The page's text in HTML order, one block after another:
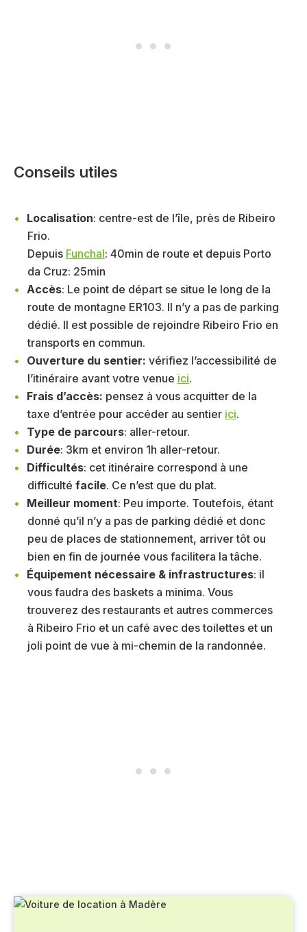
Conseils utiles
Localisation: centre-est de l’île, près de Ribeiro
Frio.
Depuis Funchal: 40min de route et depuis Porto
da Cruz: 25min
Accès: Le point de départ se situe le long de la
route de montagne ER103. Il n’y a pas de parking
dédié. Il est possible de rejoindre Ribeiro Frio en
transports en commun.
Ouverture du sentier: vérifiez l’accessibilité de
l’itinéraire avant votre venue ici.
Frais d’accès: pensez à vous acquitter de la
taxe d’entrée pour accéder au sentier ici.
Type de parcours: aller-retour.
Durée: 3km et environ 1h aller-retour.
Difficultés: cet itinéraire correspond à une
difficulté facile. Ce n’est que du plat.
Meilleur moment: Peu importe. Toutefois, étant
donné qu’il n’y a pas de parking dédié et donc
peu de places de stationnement, arriver tôt ou
bien en fin de journée vous facilitera la tâche.
Équipement nécessaire & infrastructures: il
vous faudra des baskets a minima. Vous
trouverez des restaurants et autres commerces
à Ribeiro Frio et un café avec des toilettes et un
joli point de vue à mi-chemin de la randonnée.